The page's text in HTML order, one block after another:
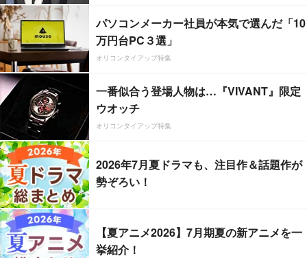
パソコンメーカー社員が本気で選んだ「10
万円台PC３選」
オリコンタイアップ特集
一番似合う登場人物は…『VIVANT』限定
ウオッチ
オリコンタイアップ特集
2026年7月夏ドラマも、注目作＆話題作が
勢ぞろい！
【夏アニメ2026】7月期夏の新アニメを一
挙紹介！